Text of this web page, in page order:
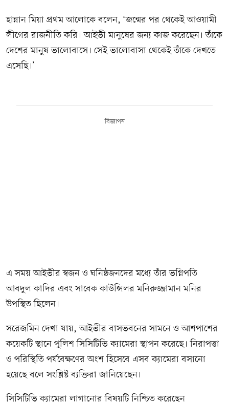
হান্নান মিয়া প্রথম আলোকে বলেন, ‘জন্মের পর থেকেই আওয়ামী
লীগের রাজনীতি করি। আইভী মানুষের জন্য কাজ করেছেন। তাঁকে
দেশের মানুষ ভালোবাসে। সেই ভালোবাসা থেকেই তাঁকে দেখতে
এসেছি।’
বিজ্ঞাপন
এ সময় আইভীর স্বজন ও ঘনিষ্ঠজনদের মধ্যে তাঁর ভগ্নিপতি
আবদুল কাদির এবং সাবেক কাউন্সিলর মনিরুজ্জামান মনির
উপস্থিত ছিলেন।
সরেজমিন দেখা যায়, আইভীর বাসভবনের সামনে ও আশপাশের
কয়েকটি স্থানে পুলিশ সিসিটিভি ক্যামেরা স্থাপন করেছে। নিরাপত্তা
ও পরিস্থিতি পর্যবেক্ষণের অংশ হিসেবে এসব ক্যামেরা বসানো
হয়েছে বলে সংশ্লিষ্ট ব্যক্তিরা জানিয়েছেন।
সিসিটিভি ক্যামেরা লাগানোর বিষয়টি নিশ্চিত করেছেন